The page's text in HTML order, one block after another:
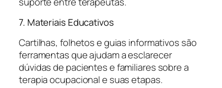
7. Materiais Educativos
Cartilhas, folhetos e guias informativos são
ferramentas que ajudam a esclarecer
dúvidas de pacientes e familiares sobre a
terapia ocupacional e suas etapas.